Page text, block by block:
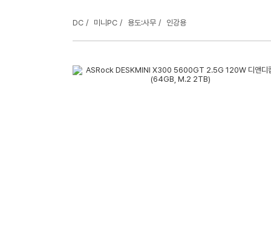
DC 미니PC 용도:사무 인강용